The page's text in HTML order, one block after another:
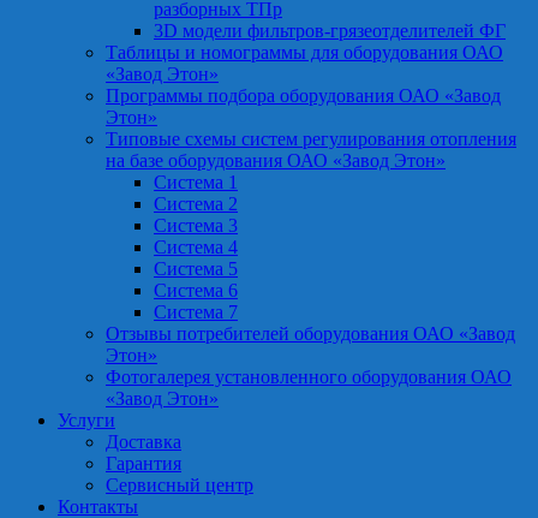
разборных ТПр
3D модели фильтров-грязеотделителей ФГ
Таблицы и номограммы для оборудования ОАО
«Завод Этон»
Программы подбора оборудования ОАО «Завод
Этон»
Типовые схемы систем регулирования отопления
на базе оборудования ОАО «Завод Этон»
Система 1
Система 2
Система 3
Система 4
Система 5
Система 6
Система 7
Отзывы потребителей оборудования ОАО «Завод
Этон»
Фотогалерея установленного оборудования ОАО
«Завод Этон»
Услуги
Доставка
Гарантия
Сервисный центр
Контакты